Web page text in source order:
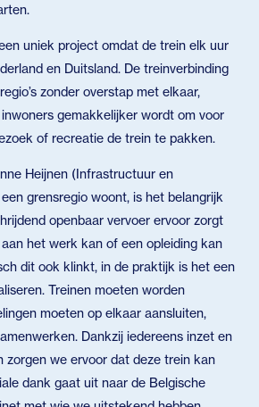
uniek project omdat de trein elk uur
en Duitsland. De treinverbinding
zonder overstap met elkaar,
gemakkelijker wordt om voor
of recreatie de trein te pakken.
Heijnen (Infrastructuur en
grensregio woont, is het belangrijk
openbaar vervoer ervoor zorgt
het werk kan of een opleiding kan
dit ook klinkt, in de praktijk is het een
Treinen moeten worden
moeten op elkaar aansluiten,
Dankzij iedereens inzet en
zorgen we ervoor dat deze trein kan
dank gaat uit naar de Belgische